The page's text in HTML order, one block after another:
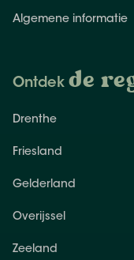
Algemene informatie
Ontdek de
Drenthe
Friesland
Gelderland
Overijssel
Zeeland